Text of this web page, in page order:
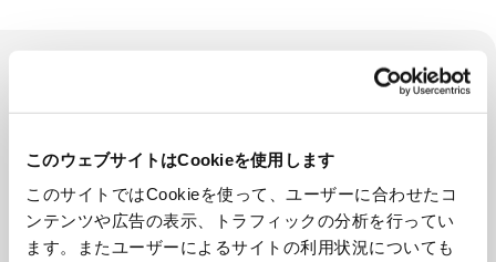
このウェブサイトはCookieを使用します
このサイトではCookieを使って、ユーザーに合わせたコ
ンテンツや広告の表示、トラフィックの分析を行ってい
ます。またユーザーによるサイトの利用状況についても
工作機器
コンクリートプラント